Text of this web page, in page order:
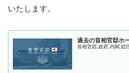
いたします。
過去の首相官邸ホ
首相官邸,政府,内閣,総